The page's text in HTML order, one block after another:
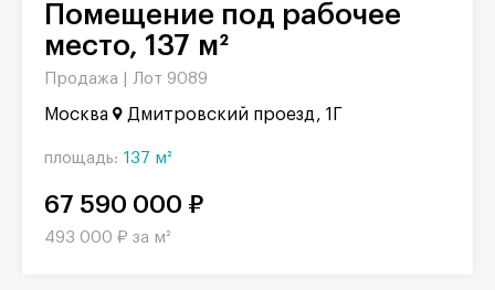
Помещение под рабочее
место, 137 м²
Продажа | Лот 9089
Москва Дмитровский проезд, 1Г
площадь: 137 м²
67 590 000 ₽
493 000 ₽ за м²